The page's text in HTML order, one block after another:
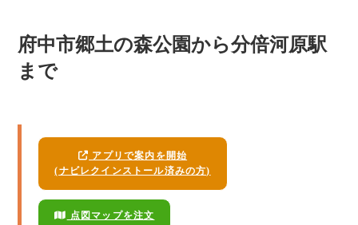
府中市郷土の森公園から分倍河原駅
まで
アプリで案内を開始
(ナビレクインストール済みの方)
点図マップを注文